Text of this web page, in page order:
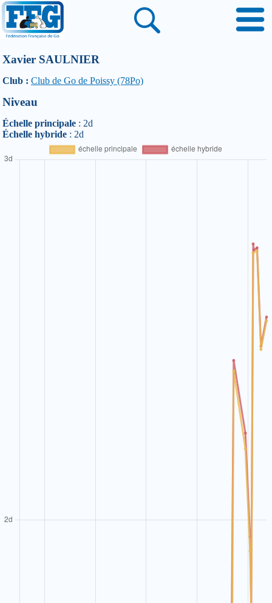
Xavier SAULNIER
Club : Club de Go de Poissy (78Po)
Niveau
Échelle principale : 2d
Échelle hybride : 2d